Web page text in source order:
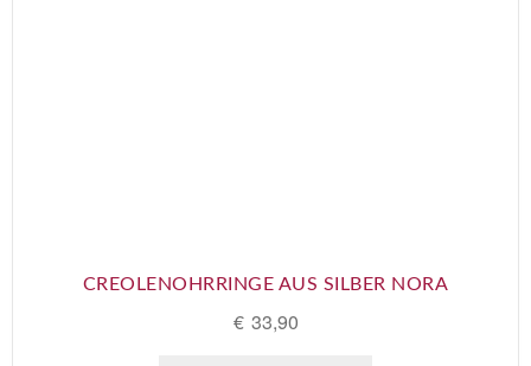
CREOLENOHRRINGE AUS SILBER NORA
€ 33,90